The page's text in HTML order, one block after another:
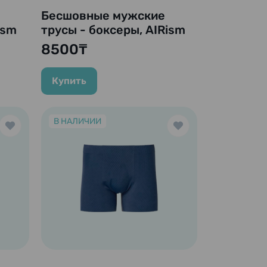
Бесшовные мужские
трусы - боксеры, AIRism
Seamless Boxer Briefs,
тёмно-зелёный
8500₸
Купить
В НАЛИЧИИ